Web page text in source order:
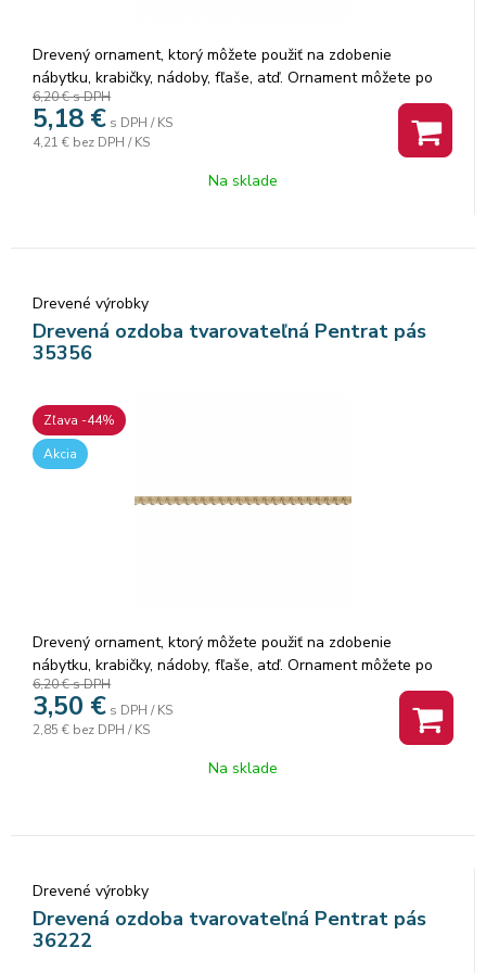
Drevený ornament, ktorý môžete použiť na zdobenie
nábytku, krabičky, nádoby, fľaše, atď. Ornament môžete po
nahriatí teplovzdušnou pištoľou (alebo fénom) tvarovať,
takže ho môžete nalepiť aj na oblé tvary. Ozdoby sa dajú
rezať, obrúsiť šmirgľom, maľovať.Drevený ornament, ktorý
atď. Ornament môžete po nahriatí teplovzdušnou pištoľou
6,20 €s DPH
5,18 € s DPH / KS
4,21 € bez DPH / KS
Na sklade
Drevené výrobky
Drevená ozdoba tvarovateľná Pentrat pás
35356
Zľava -44%
Akcia
Drevený ornament, ktorý môžete použiť na zdobenie
nábytku, krabičky, nádoby, fľaše, atď. Ornament môžete po
nahriatí teplovzdušnou pištoľou (alebo fénom) tvarovať,
takže ho môžete nalepiť aj na oblé tvary. Ozdoby sa dajú
rezať, obrúsiť šmirgľom, maľovať. Rozmer: 1,5 x 100 cm.
6,20 €s DPH
3,50 € s DPH / KS
2,85 € bez DPH / KS
Na sklade
Drevené výrobky
Drevená ozdoba tvarovateľná Pentrat pás
36222